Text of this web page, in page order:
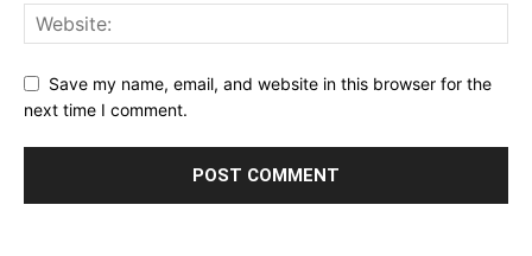
Save my name, email, and website in this browser for the
next time I comment.